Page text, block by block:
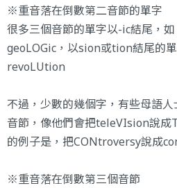
※重音落在倒數第二音節的單字
很多三個音節的單字以-ic結尾，如
geoLOGic，以sion或tion結尾的
revoLUtion
不過，少數的幾個字，有些母語
音節，像他們會把teleVIsion說成
的例子是，把CONtroversy說成
※重音落在倒數第三個音節